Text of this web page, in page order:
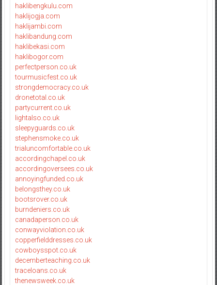
haklibengkulu.com
haklijogja.com
haklijambi.com
haklibandung.com
haklibekasi.com
haklibogor.com
perfectperson.co.uk
tourmusicfest.co.uk
strongdemocracy.co.uk
dronetotal.co.uk
partycurrent.co.uk
lightalso.co.uk
sleepyguards.co.uk
stephensmoke.co.uk
trialuncomfortable.co.uk
accordingchapel.co.uk
accordingoversees.co.uk
annoyingfunded.co.uk
belongsthey.co.uk
bootsrover.co.uk
burndeniers.co.uk
canadaperson.co.uk
conwayviolation.co.uk
copperfielddresses.co.uk
cowboysspot.co.uk
decemberteaching.co.uk
traceloans.co.uk
thenewsweek.co.uk